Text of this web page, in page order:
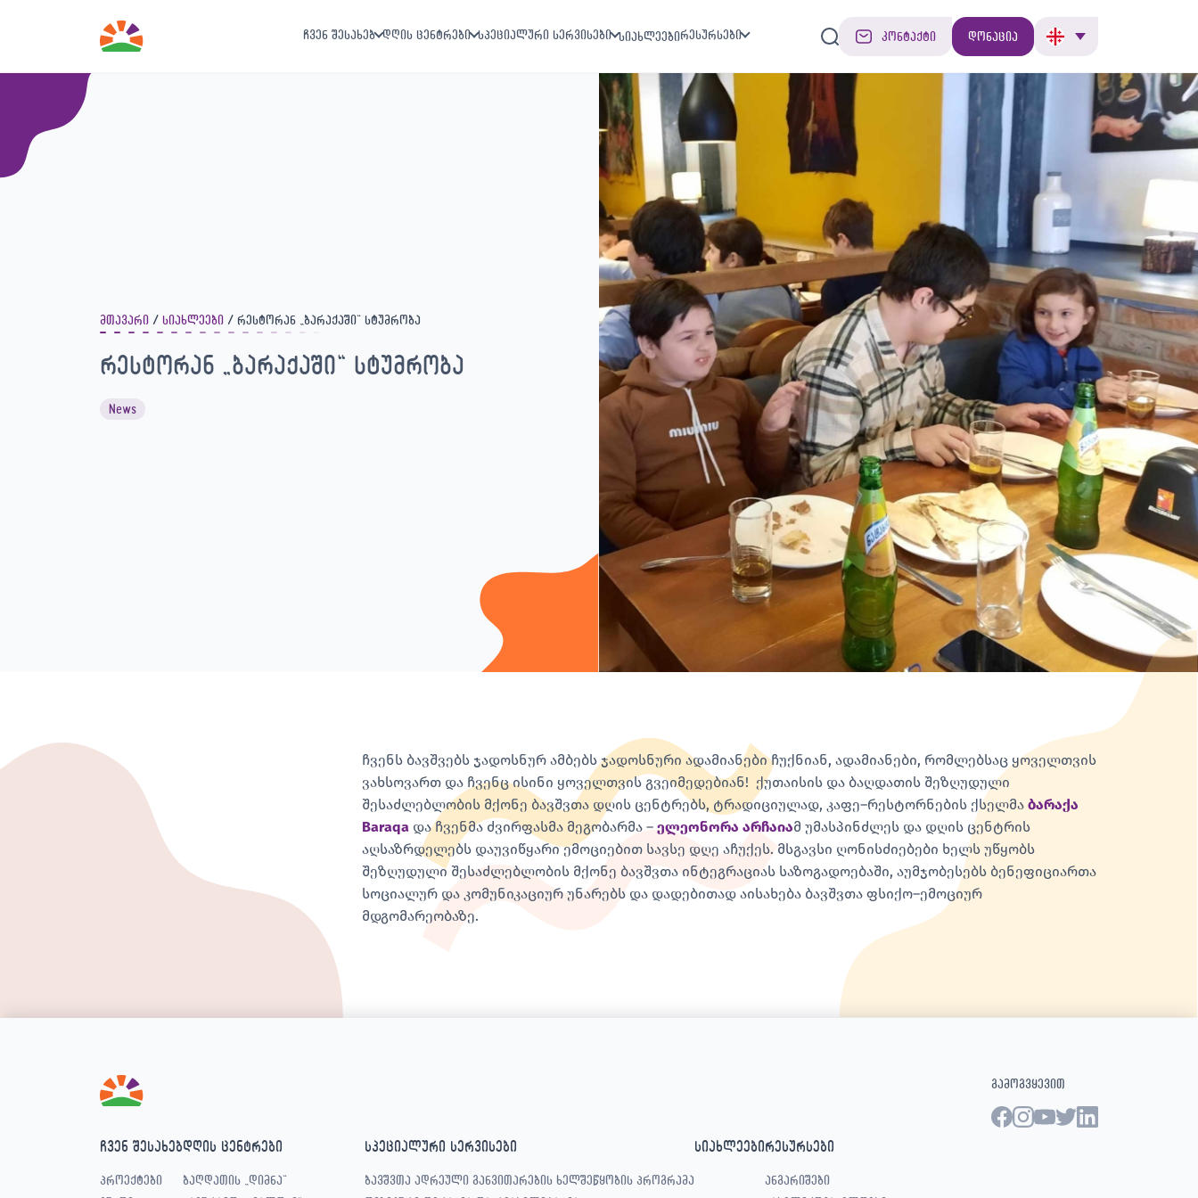
ჩვენ შესახებ დღის ცენტრები სპეციალური სერვისები სიახლეებირესურსები კონტაქტი დონაცია
მთავარი სიახლეები რესტორან „ბარაქაში“ სტუმრობა
რესტორან „ბარაქაში“ სტუმრობა
News
ჩვენს ბავშვებს ჯადოსნურ ამბებს ჯადოსნური ადამიანები ჩუქნიან, ადამიანები, რომლებსაც ყოველთვის
ვახსოვართ და ჩვენც ისინი ყოველთვის გვეიმედებიან! ქუთაისის და ბაღდათის შეზღუდული
შესაძლებლობის მქონე ბავშვთა დღის ცენტრებს, ტრადიციულად, კაფე–რესტორნების ქსელმა ბარაქა
Baraqa და ჩვენმა ძვირფასმა მეგობარმა – ელეონორა არჩაიამ უმასპინძლეს და დღის ცენტრის
აღსაზრდელებს დაუვიწყარი ემოციებით სავსე დღე აჩუქეს. მსგავსი ღონისძიებები ხელს უწყობს
შეზღუდული შესაძლებლობის მქონე ბავშვთა ინტეგრაციას საზოგადოებაში, აუმჯობესებს ბენეფიციართა
სოციალურ და კომუნიკაციურ უნარებს და დადებითად აისახება ბავშვთა ფსიქო–ემოციურ
მდგომარეობაზე.
ჩვენ შესახებ
პროექტები
დღის ცენტრები
ბაღდათის „დიმნა“
სპეციალური სერვისები
ბავშვთა ადრეული განვითარების ხელშეწყობის პროგრამა
სიახლეებირესურსები
ანგარიშები
გამოგვყევით